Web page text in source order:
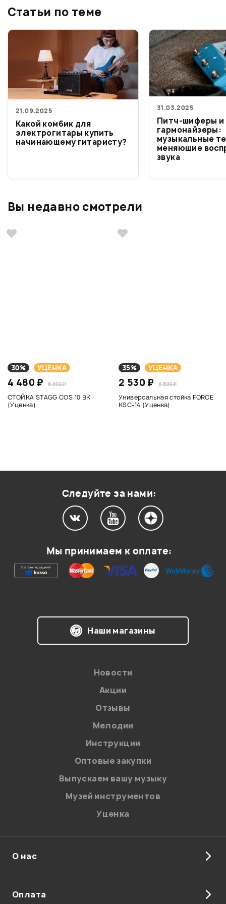
Статьи по теме
21.09.2025
Какой комбик для
электрогитары купить
начинающему гитаристу?
31.03.2025
Питч-шиферы и
гармонайзеры:
музыкальные
меняющие
звука
Вы недавно смотрели
30% УЦЕНКА
4 480 ₽ 6 390 ₽
СТОЙКА STAGG COS 10 BK
(Уценка)
35% УЦЕНКА
2 530 ₽ 3 890 ₽
Универсальная стойка FORCE
KSC-14 (Уценка)
Следуйте за нами:
Мы принимаем к оплате:
Наши магазины
Новости
Акции
Отзывы
Мелодии
Инструкции
Оптовые закупки
Выпускаем вашу музыку
Музей инструментов
Уценка
О нас
Оплата